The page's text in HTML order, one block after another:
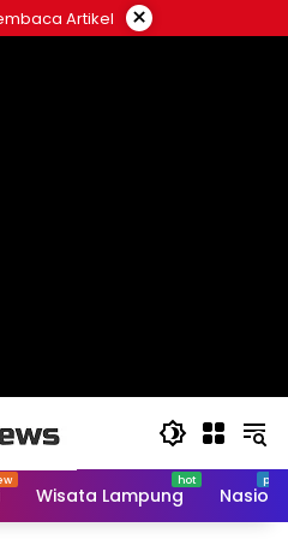
Artikel ×
Wisata Lampung